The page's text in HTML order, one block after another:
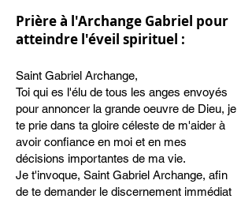
Prière à l'Archange Gabriel pour
atteindre l'éveil spirituel :
Saint Gabriel Archange,
Toi qui es l'élu de tous les anges envoyés
pour annoncer la grande oeuvre de Dieu, je
te prie dans ta gloire céleste de m'aider à
avoir confiance en moi et en mes
décisions importantes de ma vie.
Je t'invoque, Saint Gabriel Archange, afin
de te demander le discernement immédiat